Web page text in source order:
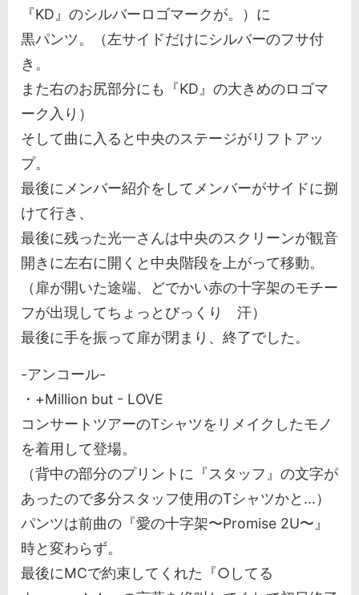
『KD』のシルバーロゴマークが。）に
黒パンツ。（左サイドだけにシルバーのフサ付
き。
また右のお尻部分にも『KD』の大きめのロゴマ
ーク入り）
そして曲に入ると中央のステージがリフトアッ
プ。
最後にメンバー紹介をしてメンバーがサイドに捌
けて行き、
最後に残った光一さんは中央のスクリーンが観音
開きに左右に開くと中央階段を上がって移動。
（扉が開いた途端、どでかい赤の十字架のモチー
フが出現してちょっとびっくり 汗）
最後に手を振って扉が閉まり、終了でした。
-アンコール-
・+Million but - LOVE
コンサートツアーのTシャツをリメイクしたモノ
を着用して登場。
（背中の部分のプリントに『スタッフ』の文字が
あったので多分スタッフ使用のTシャツかと...）
パンツは前曲の『愛の十字架〜Promise 2U〜』
時と変わらず。
最後にMCで約束してくれた『○してる